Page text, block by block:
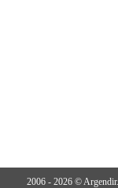
2006 - 2026 ©